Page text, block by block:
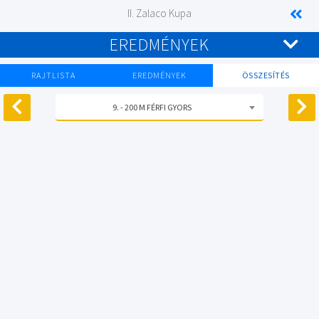
II. Zalaco Kupa
EREDMÉNYEK
RAJTLISTA EREDMÉNYEK ÖSSZESÍTÉS
9. - 200 M FÉRFI GYORS